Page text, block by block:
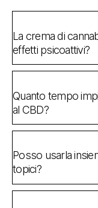
La crema di
effetti psicoattivi?
Quanto tempo
al CBD?
Posso usarla
topici?